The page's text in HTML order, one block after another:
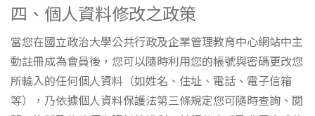
四、個人資料修改之政策
當您在國立政治大學公共行政及企業管理教育中心網站中主
動註冊成為會員後，您可以隨時利用您的帳號與密碼更改您
所輸入的任何個人資料（如姓名、住址、電話、電子信箱
等），乃依據個人資料保護法第三條規定您可隨時查詢、閱